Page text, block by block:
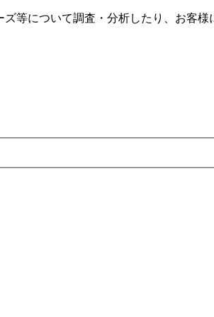
等について調査・分析したり、お客